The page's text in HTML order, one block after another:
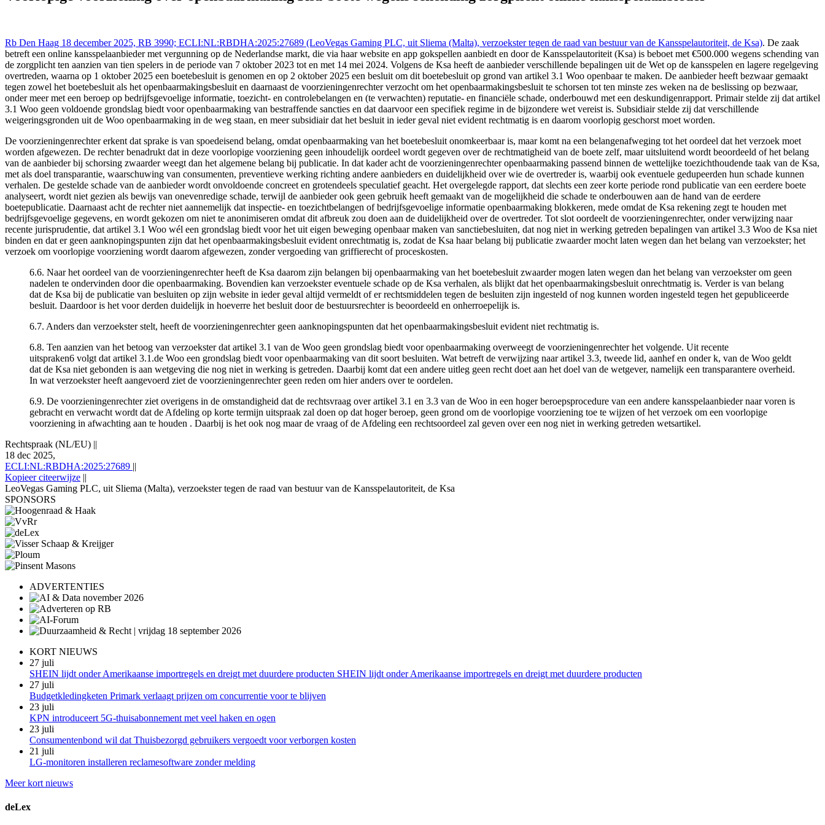
Rb Den Haag 18 december 2025, RB 3990; ECLI:NL:RBDHA:2025:27689 (LeoVegas Gaming PLC, uit Sliema (Malta), verzoekster tegen de raad van bestuur van de Kansspelautoriteit, de Ksa). De zaak
betreft een online kansspelaanbieder met vergunning op de Nederlandse markt, die via haar website en app gokspellen aanbiedt en door de Kansspelautoriteit (Ksa) is beboet met €500.000 wegens schending van
de zorgplicht ten aanzien van tien spelers in de periode van 7 oktober 2023 tot en met 14 mei 2024. Volgens de Ksa heeft de aanbieder verschillende bepalingen uit de Wet op de kansspelen en lagere regelgeving
overtreden, waarna op 1 oktober 2025 een boetebesluit is genomen en op 2 oktober 2025 een besluit om dit boetebesluit op grond van artikel 3.1 Woo openbaar te maken. De aanbieder heeft bezwaar gemaakt
tegen zowel het boetebesluit als het openbaarmakingsbesluit en daarnaast de voorzieningenrechter verzocht om het openbaarmakingsbesluit te schorsen tot ten minste zes weken na de beslissing op bezwaar,
onder meer met een beroep op bedrijfsgevoelige informatie, toezicht- en controlebelangen en (te verwachten) reputatie- en financiële schade, onderbouwd met een deskundigenrapport. Primair stelde zij dat artikel
3.1 Woo geen voldoende grondslag biedt voor openbaarmaking van bestraffende sancties en dat daarvoor een specifiek regime in de bijzondere wet vereist is. Subsidiair stelde zij dat verschillende
weigeringsgronden uit de Woo openbaarmaking in de weg staan, en meer subsidiair dat het besluit in ieder geval niet evident rechtmatig is en daarom voorlopig geschorst moet worden.
De voorzieningenrechter erkent dat sprake is van spoedeisend belang, omdat openbaarmaking van het boetebesluit onomkeerbaar is, maar komt na een belangenafweging tot het oordeel dat het verzoek moet
worden afgewezen. De rechter benadrukt dat in deze voorlopige voorziening geen inhoudelijk oordeel wordt gegeven over de rechtmatigheid van de boete zelf, maar uitsluitend wordt beoordeeld of het belang
van de aanbieder bij schorsing zwaarder weegt dan het algemene belang bij publicatie. In dat kader acht de voorzieningenrechter openbaarmaking passend binnen de wettelijke toezichthoudende taak van de Ksa,
met als doel transparantie, waarschuwing van consumenten, preventieve werking richting andere aanbieders en duidelijkheid over wie de overtreder is, waarbij ook eventuele gedupeerden hun schade kunnen
verhalen. De gestelde schade van de aanbieder wordt onvoldoende concreet en grotendeels speculatief geacht. Het overgelegde rapport, dat slechts een zeer korte periode rond publicatie van een eerdere boete
analyseert, wordt niet gezien als bewijs van onevenredige schade, terwijl de aanbieder ook geen gebruik heeft gemaakt van de mogelijkheid die schade te onderbouwen aan de hand van de eerdere
boetepublicatie. Daarnaast acht de rechter niet aannemelijk dat inspectie- en toezichtbelangen of bedrijfsgevoelige informatie openbaarmaking blokkeren, mede omdat de Ksa rekening zegt te houden met
bedrijfsgevoelige gegevens, en wordt gekozen om niet te anonimiseren omdat dit afbreuk zou doen aan de duidelijkheid over de overtreder. Tot slot oordeelt de voorzieningenrechter, onder verwijzing naar
recente jurisprudentie, dat artikel 3.1 Woo wél een grondslag biedt voor het uit eigen beweging openbaar maken van sanctiebesluiten, dat nog niet in werking getreden bepalingen van artikel 3.3 Woo de Ksa niet
binden en dat er geen aanknopingspunten zijn dat het openbaarmakingsbesluit evident onrechtmatig is, zodat de Ksa haar belang bij publicatie zwaarder mocht laten wegen dan het belang van verzoekster; het
verzoek om voorlopige voorziening wordt daarom afgewezen, zonder vergoeding van griffierecht of proceskosten.
6.6. Naar het oordeel van de voorzieningenrechter heeft de Ksa daarom zijn belangen bij openbaarmaking van het boetebesluit zwaarder mogen laten wegen dan het belang van verzoekster om geen
nadelen te ondervinden door die openbaarmaking. Bovendien kan verzoekster eventuele schade op de Ksa verhalen, als blijkt dat het openbaarmakingsbesluit onrechtmatig is. Verder is van belang
dat de Ksa bij de publicatie van besluiten op zijn website in ieder geval altijd vermeldt of er rechtsmiddelen tegen de besluiten zijn ingesteld of nog kunnen worden ingesteld tegen het gepubliceerde
besluit. Daardoor is het voor derden duidelijk in hoeverre het besluit door de bestuursrechter is beoordeeld en onherroepelijk is.
6.7. Anders dan verzoekster stelt, heeft de voorzieningenrechter geen aanknopingspunten dat het openbaarmakingsbesluit evident niet rechtmatig is.
6.8. Ten aanzien van het betoog van verzoekster dat artikel 3.1 van de Woo geen grondslag biedt voor openbaarmaking overweegt de voorzieningenrechter het volgende. Uit recente
uitspraken6 volgt dat artikel 3.1.de Woo een grondslag biedt voor openbaarmaking van dit soort besluiten. Wat betreft de verwijzing naar artikel 3.3, tweede lid, aanhef en onder k, van de Woo geldt
dat de Ksa niet gebonden is aan wetgeving die nog niet in werking is getreden. Daarbij komt dat een andere uitleg geen recht doet aan het doel van de wetgever, namelijk een transparantere overheid.
In wat verzoekster heeft aangevoerd ziet de voorzieningenrechter geen reden om hier anders over te oordelen.
6.9. De voorzieningenrechter ziet overigens in de omstandigheid dat de rechtsvraag over artikel 3.1 en 3.3 van de Woo in een hoger beroepsprocedure van een andere kansspelaanbieder naar voren is
gebracht en verwacht wordt dat de Afdeling op korte termijn uitspraak zal doen op dat hoger beroep, geen grond om de voorlopige voorziening toe te wijzen of het verzoek om een voorlopige
voorziening in afwachting aan te houden . Daarbij is het ook nog maar de vraag of de Afdeling een rechtsoordeel zal geven over een nog niet in werking getreden wetsartikel.
Rechtspraak (NL/EU) ||
18 dec 2025,
ECLI:NL:RBDHA:2025:27689 ||
Kopieer citeerwijze ||
LeoVegas Gaming PLC, uit Sliema (Malta), verzoekster tegen de raad van bestuur van de Kansspelautoriteit, de Ksa
SPONSORS
ADVERTENTIES
KORT NIEUWS
27 juli
SHEIN lijdt onder Amerikaanse importregels en dreigt met duurdere producten SHEIN lijdt onder Amerikaanse importregels en dreigt met duurdere producten
27 juli
Budgetkledingketen Primark verlaagt prijzen om concurrentie voor te blijven
23 juli
KPN introduceert 5G-thuisabonnement met veel haken en ogen
23 juli
Consumentenbond wil dat Thuisbezorgd gebruikers vergoedt voor verborgen kosten
21 juli
LG-monitoren installeren reclamesoftware zonder melding
Meer kort nieuws
deLex